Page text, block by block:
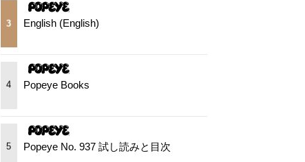
3 English (English)
4 Popeye Books
5 Popeye No. 937 試し読みと目次